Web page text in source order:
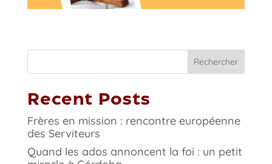
Rechercher
Recent Posts
Frères en mission : rencontre européenne
des Serviteurs
Quand les ados annoncent la foi : un petit